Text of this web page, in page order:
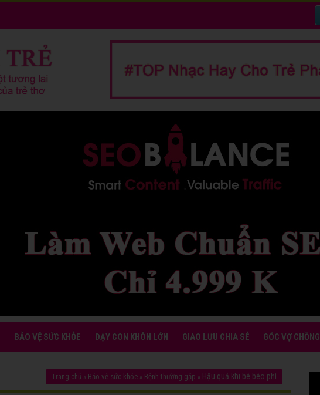
BẢO VỆ SỨC KHỎE DẠY CON KHÔN LỚN GIAO LƯU CHIA SẺ GÓC VỢ CHỒNG
Trang chủ » Bảo vệ sức khỏe » Bệnh thường gặp » Hậu quả khi bé béo phì